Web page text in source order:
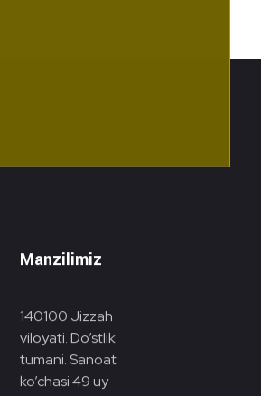
Manzilimiz
140100 Jizzah
viloyati. Do’stlik
tumani. Sanoat
ko’chasi 49 uy